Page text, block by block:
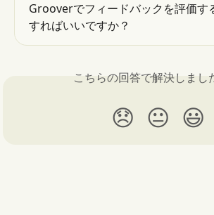
Grooverでフィードバックを評価す
すればいいですか？
こちらの回答で解決しまし
😞 😐 😃